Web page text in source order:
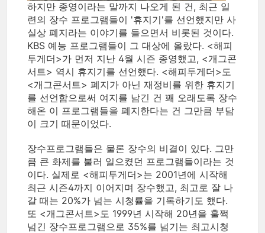
하지만 종영이라는 말까지 나오게 된 건, 최근 일
련의 장수 프로그램들이 '휴지기'를 선언했지만 사
실상 폐지라는 이야기를 들으면서 비롯된 것이다.
KBS 예능 프로그램들이 그 대상에 올랐다. <해피
투게더>가 먼저 지난 4월 시즌 종영했고, <개그콘
서트> 역시 휴지기를 선언했다. <해피투게더>도
<개그콘서트> 폐지가 아닌 재정비를 위한 휴지기
를 선언함으로써 여지를 남긴 건 꽤 오래도록 장수
해온 이 프로그램들을 폐지한다는 건 그만큼 부담
이 크기 때문이었다.
장수프로그램들은 물론 장수의 비결이 있다. 그만
큼 큰 화제를 불러 일으켰던 프로그램들이라는 것
이다. 실제로 <해피투게더>는 2001년에 시작해
최근 시즌4까지 이어지며 장수했고, 최고로 잘 나
갈 때는 20%가 넘는 시청률을 기록하기도 했다.
또 <개그콘서트>도 1999년 시작해 20년을 훌쩍
넘긴 장수프로그램으로 35%를 넘기는 최고시청